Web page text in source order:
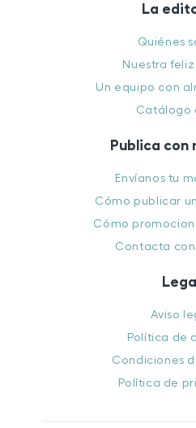
La
Quiénes
Nuestra
Un equipo con
Catálogo
Publica con
Envíanos tu
Cómo publicar
Cómo
Contacta
Legal
Aviso
Política de
Condiciones
Política de